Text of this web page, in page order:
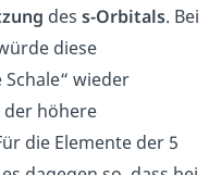
des s-Orbitals. Bei
diese
wieder
höhere
die Elemente der 5